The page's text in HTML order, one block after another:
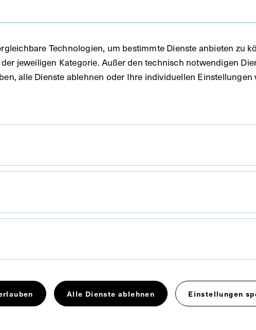
wurde von Josef Löwy, Hof-Fotograph, Wien,
im Verlag von V.A. Heck, Wien, gedruckt.
Technologien, um bestimmte Dienste anbieten zu
jeweiligen Kategorie. Außer den technisch notwendigen
alle Dienste ablehnen oder Ihre individuellen
Alle Dienste ablehnen Einstellungen